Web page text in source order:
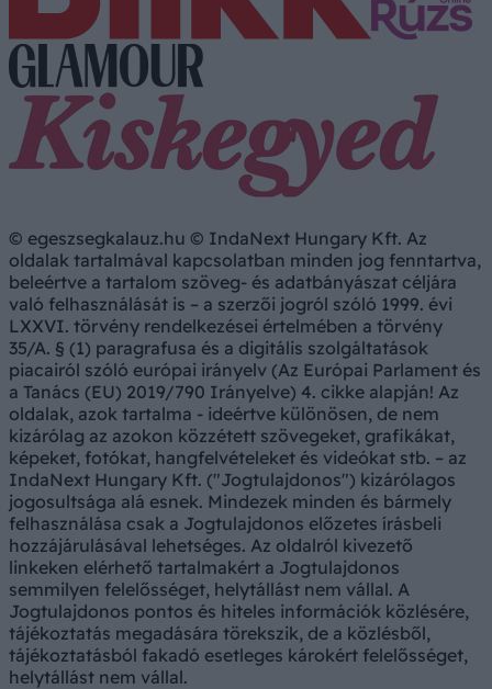
© egeszsegkalauz.hu © IndaNext Hungary Kft. Az
oldalak tartalmával kapcsolatban minden jog fenntartva,
beleértve a tartalom szöveg- és adatbányászat céljára
való felhasználását is – a szerzői jogról szóló 1999. évi
LXXVI. törvény rendelkezései értelmében a törvény
35/A. § (1) paragrafusa és a digitális szolgáltatások
piacairól szóló európai irányelv (Az Európai Parlament és
a Tanács (EU) 2019/790 Irányelve) 4. cikke alapján! Az
oldalak, azok tartalma - ideértve különösen, de nem
kizárólag az azokon közzétett szövegeket, grafikákat,
képeket, fotókat, hangfelvételeket és videókat stb. – az
IndaNext Hungary Kft. ("Jogtulajdonos") kizárólagos
jogosultsága alá esnek. Mindezek minden és bármely
felhasználása csak a Jogtulajdonos előzetes írásbeli
hozzájárulásával lehetséges. Az oldalról kivezető
linkeken elérhető tartalmakért a Jogtulajdonos
semmilyen felelősséget, helytállást nem vállal. A
Jogtulajdonos pontos és hiteles információk közlésére,
tájékoztatás megadására törekszik, de a közlésből,
tájékoztatásból fakadó esetleges károkért felelősséget,
helytállást nem vállal.